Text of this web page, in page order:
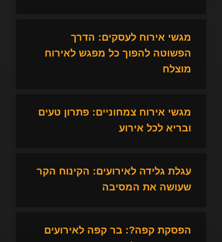
מגשי אירוח לעסקים: הדרך
הפשוטה להפוך כל מפגש לאירוח
מוצלח
מגשי אירוח צמחוניים: פתרון טעים
ובריא לכל אירוע
עגלת גלידה לאירועים: הקינוח הקר
שעושה את המסיבה
הפסקת קפה?: בר קפה לאירועים